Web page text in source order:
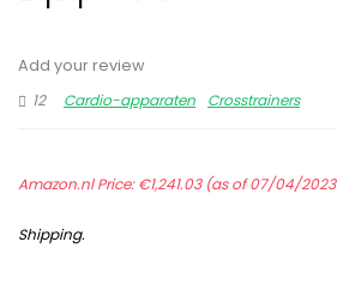
Add your review
12
Cardio-apparaten Crosstrainers
Amazon.nl Price:€1,241.03(as of 07/04/2023
Shipping.